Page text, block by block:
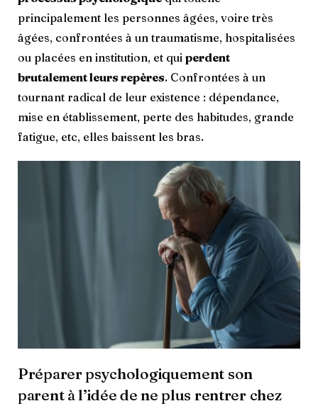
principalement les personnes âgées, voire très
âgées, confrontées à un traumatisme, hospitalisées
ou placées en institution, et qui perdent
brutalement leurs repères. Confrontées à un
tournant radical de leur existence : dépendance,
mise en établissement, perte des habitudes, grande
fatigue, etc, elles baissent les bras.
Préparer psychologiquement son
parent à l’idée de ne plus rentrer chez